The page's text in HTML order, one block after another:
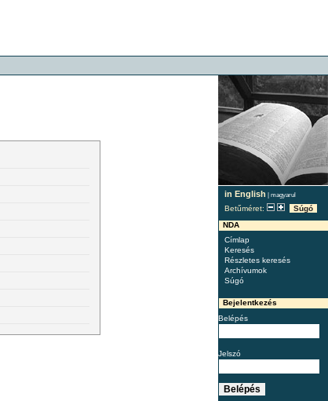
in English | magyarul
Betűméret:
Súgó
NDA
Címlap
Keresés
Részletes keresés
Archívumok
Súgó
Bejelentkezés
Belépés
Jelszó